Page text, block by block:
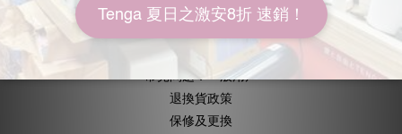
送貨包裝
送貨方式
常見問題：一般用戶
退換貨政策
保修及更換